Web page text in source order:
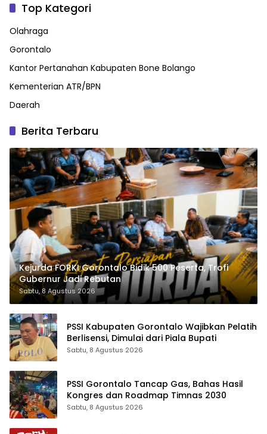
Top Kategori
Olahraga
Gorontalo
Kantor Pertanahan Kabupaten Bone Bolango
Kementerian ATR/BPN
Daerah
Berita Terbaru
Kejurda FORKI Gorontalo Bidik 500 Peserta, Trofi
Gubernur Jadi Rebutan
Sabtu, 8 Agustus 2026
PSSI Kabupaten Gorontalo Wajibkan Pelatih
Berlisensi, Dimulai dari Piala Bupati
Sabtu, 8 Agustus 2026
PSSI Gorontalo Tancap Gas, Bahas Hasil
Kongres dan Roadmap Timnas 2030
Sabtu, 8 Agustus 2026